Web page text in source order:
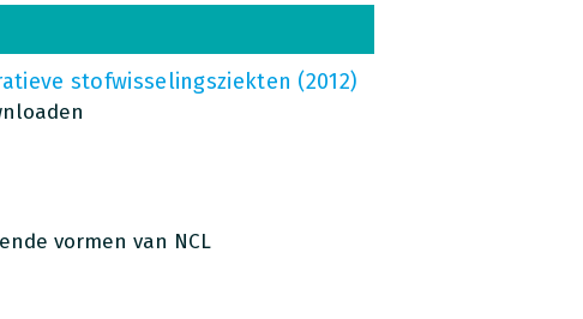
stofwisselingsziekten (2012)
vormen van NCL